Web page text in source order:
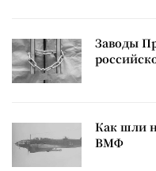
Заводы
Как шли
ВМФ